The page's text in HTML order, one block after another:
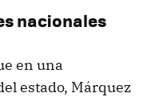
nacionales
en una
estado, Márquez